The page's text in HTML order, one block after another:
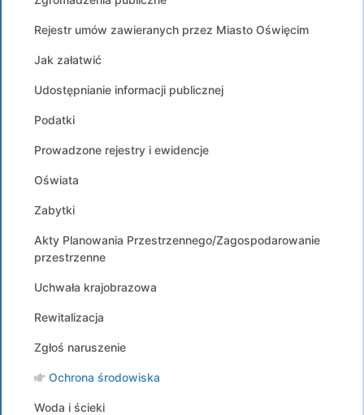
Rejestr umów zawieranych przez Miasto Oświęcim
Jak załatwić
Udostępnianie informacji publicznej
Podatki
Prowadzone rejestry i ewidencje
Oświata
Zabytki
Akty Planowania Przestrzennego/Zagospodarowanie
przestrzenne
Uchwała krajobrazowa
Rewitalizacja
Zgłoś naruszenie
Ochrona środowiska
Woda i ścieki